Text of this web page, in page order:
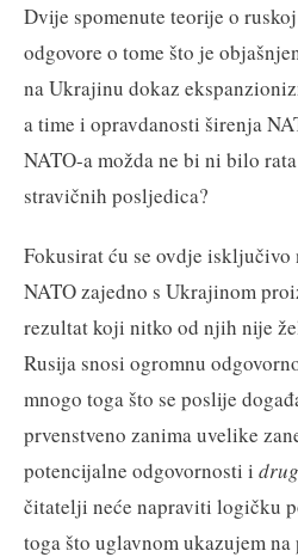
Dvije spomenute teorije o
odgovore o tome što je
na Ukrajinu dokaz
a time i opravdanosti širenja
NATO-a možda ne bi ni bilo
stravičnih posljedica?
Fokusirat ću se ovdje isključivo
NATO zajedno s Ukrajinom
rezultat koji nitko od njih nije
Rusija snosi ogromnu
mnogo toga što se poslije
prvenstveno zanima uvelike
potencijalne odgovornosti i
čitatelji neće napraviti logičku
toga što uglavnom ukazujem